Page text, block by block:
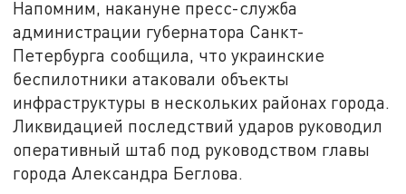
Напомним, накануне пресс-служба
администрации губернатора Санкт-
Петербурга сообщила, что украинские
беспилотники атаковали объекты
инфраструктуры в нескольких районах города.
Ликвидацией последствий ударов руководил
оперативный штаб под руководством главы
города Александра Беглова.